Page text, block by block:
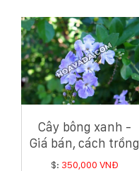
Cây bông xanh -
Giá bán, cách trồng
và chăm sóc cây
$: 350,000 VNĐ